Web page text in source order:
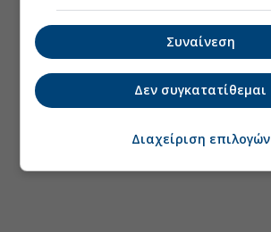
Συναίνεση
Δεν συγκατατίθεμαι
Διαχείριση επιλογών